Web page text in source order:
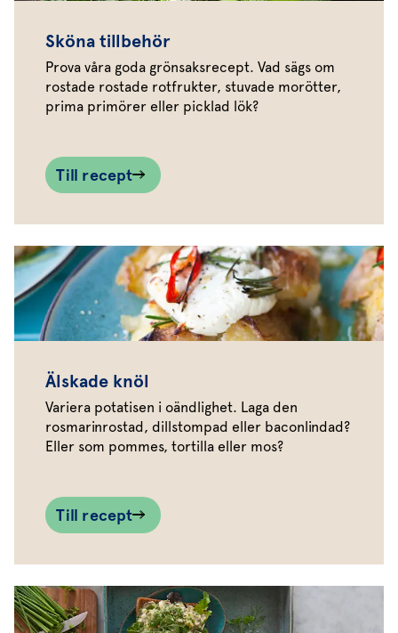
Sköna tillbehör
Prova våra goda grönsaksrecept. Vad sägs om
rostade rostade rotfrukter, stuvade morötter,
prima primörer eller picklad lök?
Till recept
Älskade knöl
Variera potatisen i oändlighet. Laga den
rosmarinrostad, dillstompad eller baconlindad?
Eller som pommes, tortilla eller mos?
Till recept